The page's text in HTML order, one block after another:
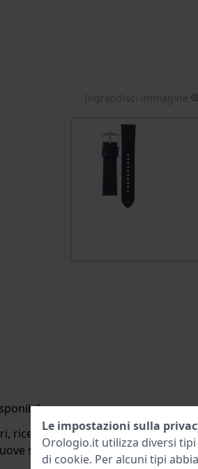
Ingrandisci immagine
riceverete un'e-mail quando il
scorte. Subito dopo viene
Le impostazioni sulla
Orologio.it utilizza diversi tipi
di cookie. Per alcuni tipi